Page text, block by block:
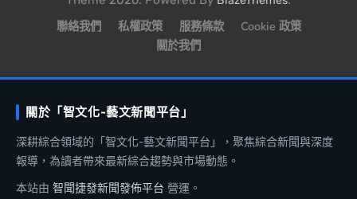
聯絡我們 私權政策 服務條款
Cookie 政策
關於我們
關於「智文化-藝文新聞平台」
深耕綜合領域的「智文化-藝文新聞平台」，聚焦綜合新聞與深度
報導，為讀者帶來最新綜合趨勢與市場動態。
本站由 智聞捷發新聞發佈平台 營運。